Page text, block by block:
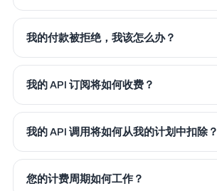
我的付款被拒绝，我该怎么办？
我的 API 订阅将如何收费？
我的 API 调用将如何从我的计划中扣除？
您的计费周期如何工作？